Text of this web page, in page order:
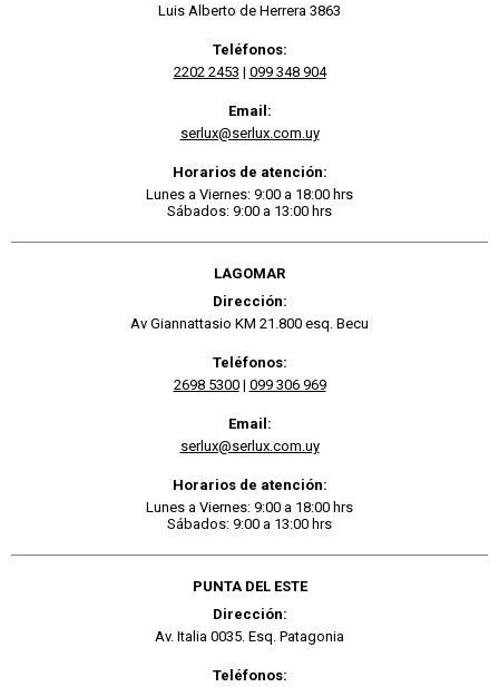
Luis Alberto de Herrera 3863
Teléfonos:
2202 2453 | 099 348 904
Email:
serlux@serlux.com.uy
Horarios de atención:
Lunes a Viernes: 9:00 a 18:00 hrs
Sábados: 9:00 a 13:00 hrs
LAGOMAR
Dirección:
Av Giannattasio KM 21.800 esq. Becu
Teléfonos:
2698 5300| 099 306 969
Email:
serlux@serlux.com.uy
Horarios de atención:
Lunes a Viernes: 9:00 a 18:00 hrs
Sábados: 9:00 a 13:00 hrs
PUNTA DEL ESTE
Dirección:
Av. Italia 0035. Esq. Patagonia
Teléfonos: